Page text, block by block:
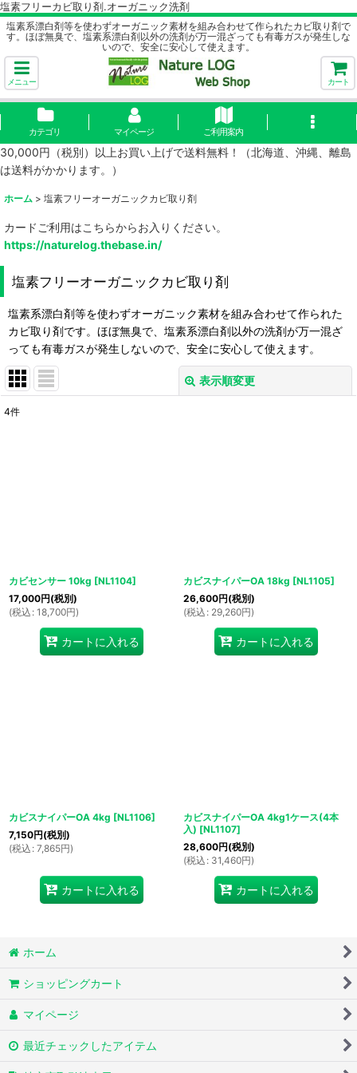
塩素フリーカビ取り剤.オーガニック洗剤
塩素系漂白剤等を使わずオーガニック素材を組み合わせて作られたカビ取り剤で
す。ほぼ無臭で、塩素系漂白剤以外の洗剤が万一混ざっても有毒ガスが発生しな
いので、安全に安心して使えます。
メニュー カート
カテゴリ マイページ ご利用案内
30,000円（税別）以上お買い上げで送料無料！（北海道、沖縄、離島
は送料がかかります。）
ホーム > 塩素フリーオーガニックカビ取り剤
カードご利用はこちらからお入りください。
https://naturelog.thebase.in/
塩素フリーオーガニックカビ取り剤
塩素系漂白剤等を使わずオーガニック素材を組み合わせて作られた
カビ取り剤です。ほぼ無臭で、塩素系漂白剤以外の洗剤が万一混ざ
っても有毒ガスが発生しないので、安全に安心して使えます。
表示順変更
4件
カビセンサー 10kg [NL1104]
17,000円(税別)
(税込 : 18,700円)
カートに入れる
カビスナイパーOA 18kg [NL1105]
26,600円(税別)
(税込 : 29,260円)
カートに入れる
カビスナイパーOA 4kg [NL1106]
7,150円(税別)
(税込 : 7,865円)
カートに入れる
カビスナイパーOA 4kg1ケース(4本
入) [NL1107]
28,600円(税別)
(税込 : 31,460円)
カートに入れる
ホーム
ショッピングカート
マイページ
最近チェックしたアイテム